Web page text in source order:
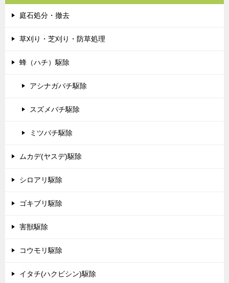
庭石処分・撤去
草刈り・芝刈り・防草処理
蜂（ハチ）駆除
アシナガバチ駆除
スズメバチ駆除
ミツバチ駆除
ムカデ(ヤスデ)駆除
シロアリ駆除
ゴキブリ駆除
害獣駆除
コウモリ駆除
イタチ(ハクビシン)駆除